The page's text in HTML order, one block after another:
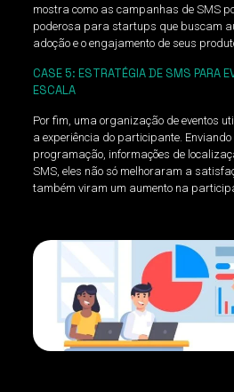
mostra como as campanhas de SMS
poderosa para startups que buscam
adoção e o engajamento de seus
CASE 5: ESTRATÉGIA DE SMS PARA
ESCALA
Por fim, uma organização de eventos
a experiência do participante.
programação, informações de
SMS, eles não só melhoraram a
também viram um aumento na